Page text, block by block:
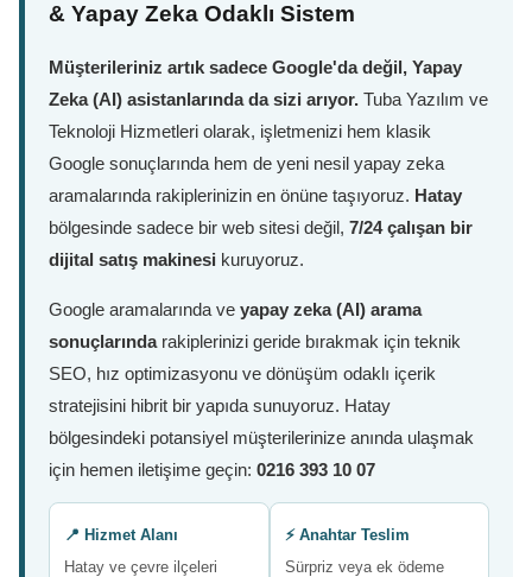
& Yapay Zeka Odaklı Sistem
Müşterileriniz artık sadece Google'da değil, Yapay
Zeka (AI) asistanlarında da sizi arıyor. Tuba Yazılım ve
Teknoloji Hizmetleri olarak, işletmenizi hem klasik
Google sonuçlarında hem de yeni nesil yapay zeka
aramalarında rakiplerinizin en önüne taşıyoruz. Hatay
bölgesinde sadece bir web sitesi değil, 7/24 çalışan bir
dijital satış makinesi kuruyoruz.
Google aramalarında ve yapay zeka (AI) arama
sonuçlarındarakiplerinizi geride bırakmak için teknik
SEO, hız optimizasyonu ve dönüşüm odaklı içerik
stratejisini hibrit bir yapıda sunuyoruz. Hatay
bölgesindeki potansiyel müşterilerinize anında ulaşmak
için hemen iletişime geçin: 0216 393 10 07
📍 Hizmet Alanı
Hatay ve çevre ilçeleri
⚡ Anahtar Teslim
Sürpriz veya ek ödeme